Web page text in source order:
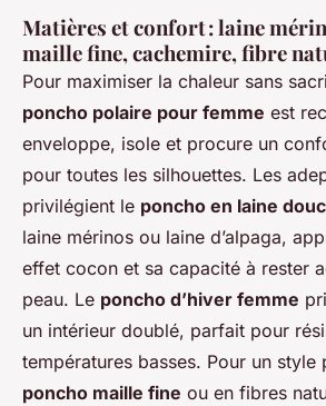
Matières et confort : laine
maille fine, cachemire, fibre
Pour maximiser la chaleur sans
poncho polaire pour femme est
enveloppe, isole et procure un
pour toutes les silhouettes. Les
privilégient le poncho en laine
laine mérinos ou laine d’alpaga,
effet cocon et sa capacité à rester
peau. Le poncho d’hiver femme
un intérieur doublé, parfait pour
températures basses. Pour un style
poncho maille fine ou en fibres